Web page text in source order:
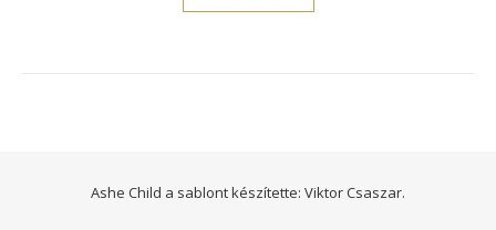
Ashe Child a sablont készítette: Viktor Csaszar.